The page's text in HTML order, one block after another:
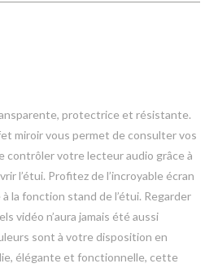
protectrice et résistante.
miroir vous permet de consulter vos
contrôler votre lecteur audio grâce à
l’étui. Profitez de l’incroyable écran
la fonction stand de l’étui. Regarder
vidéo n’aura jamais été aussi
sont à votre disposition en
élégante et fonctionnelle, cette